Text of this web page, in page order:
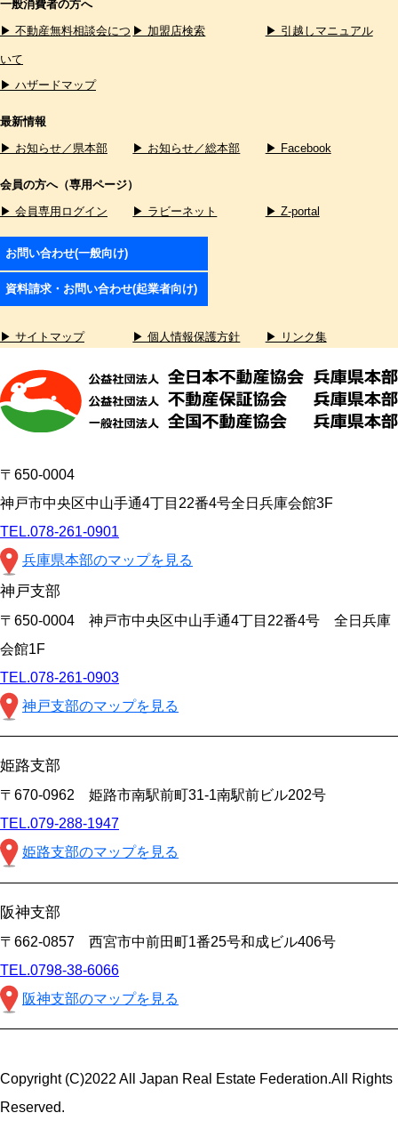
一般消費者の方へ
▶ 不動産無料相談会につ
いて
▶ 加盟店検索 ▶ 引越しマニュアル
▶ ハザードマップ
最新情報
▶ お知らせ／県本部
▶ お知らせ／総本部 ▶ Facebook
会員の方へ（専用ページ）
▶ 会員専用ログイン
▶ ラビーネット ▶ Z-portal
お問い合わせ(一般向け)
資料請求・お問い合わせ(起業者向け)
▶ サイトマップ ▶ 個人情報保護方針 ▶ リンク集
〒650-0004
神戸市中央区中山手通4丁目22番4号全日兵庫会館3F
TEL.078-261-0901
兵庫県本部のマップを見る
神戸支部
〒650-0004 神戸市中央区中山手通4丁目22番4号 全日兵庫
会館1F
TEL.078-261-0903
神戸支部のマップを見る
姫路支部
〒670-0962 姫路市南駅前町31-1南駅前ビル202号
TEL.079-288-1947
姫路支部のマップを見る
阪神支部
〒662-0857 西宮市中前田町1番25号和成ビル406号
TEL.0798-38-6066
阪神支部のマップを見る
Copyright (C)2022 All Japan Real Estate Federation.All Rights
Reserved.